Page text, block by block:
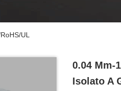
UL
0.04 Mm-
Isolato A